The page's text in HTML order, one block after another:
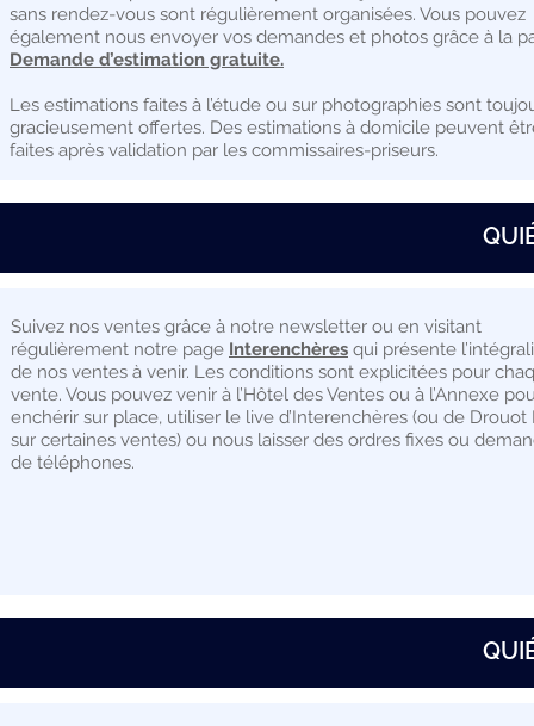
sans rendez-vous sont régulièrement organisées. Vous pouvez
également nous envoyer vos demandes et photos grâce à la
Demande d’estimation gratuite.
Les estimations faites à l’étude ou sur photographies sont
gracieusement offertes. Des estimations à domicile peuvent
faites après validation par les commissaires-priseurs.
Suivez nos ventes grâce à notre newsletter ou en visitant
régulièrement notre page Interenchères qui présente
de nos ventes à venir. Les conditions sont explicitées pour
vente. Vous pouvez venir à l’Hôtel des Ventes ou à l’Annexe
enchérir sur place, utiliser le live d’Interenchères (ou de Drouot
sur certaines ventes) ou nous laisser des ordres fixes ou
de téléphones.